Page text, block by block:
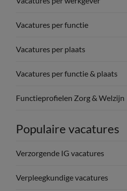
Vacatures per functie
Vacatures per plaats
Vacatures per functie & plaats
Functieprofielen Zorg & Welzijn
Populaire vacatures
Verzorgende IG vacatures
Verpleegkundige vacatures